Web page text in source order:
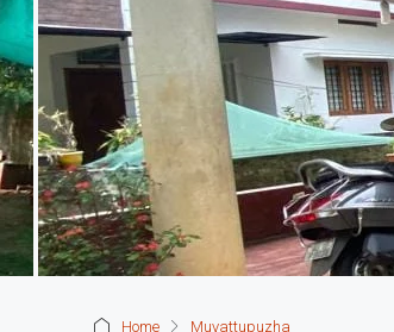
Home Muvattupuzha